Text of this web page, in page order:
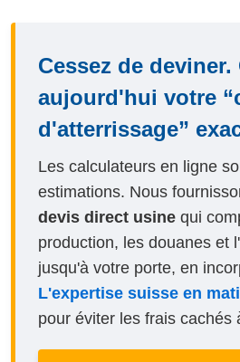
Cessez de
aujourd'hui votre
d'atterrissage”
Les calculateurs en ligne
estimations. Nous
devis direct usine qui
production, les douanes et
jusqu'à votre porte, en
L'expertise suisse en
pour éviter les frais cachés